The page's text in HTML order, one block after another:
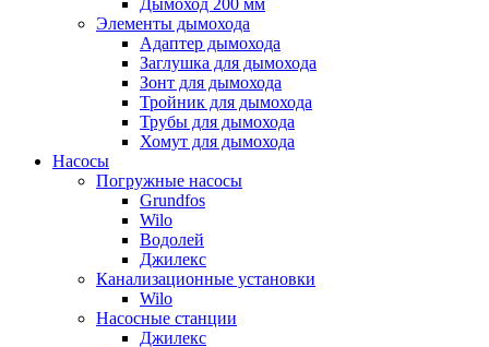
Дымоход 200 мм
Элементы дымохода
Адаптер дымохода
Заглушка для дымохода
Зонт для дымохода
Тройник для дымохода
Трубы для дымохода
Хомут для дымохода
Насосы
Погружные насосы
Grundfos
Wilo
Водолей
Джилекс
Канализационные установки
Wilo
Насосные станции
Джилекс